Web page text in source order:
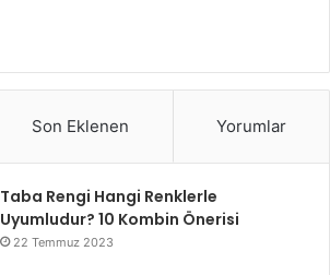
Son Eklenen Yorumlar
Taba Rengi Hangi Renklerle
Uyumludur? 10 Kombin Önerisi
22 Temmuz 2023